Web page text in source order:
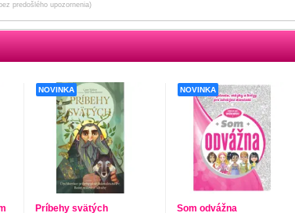
predošlého upozornenia)
NOVINKA
Príbehy svätých
NOVINKA
Som odvážna